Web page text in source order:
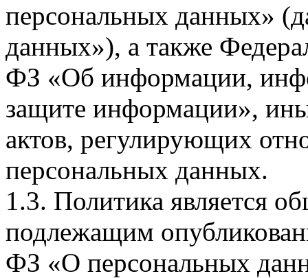
персональных данных»
данных»), а также
ФЗ «Об информации,
защите информации»,
актов, регулирующих
персональных данных.
1.3. Политика является
подлежащим
ФЗ «О персональных